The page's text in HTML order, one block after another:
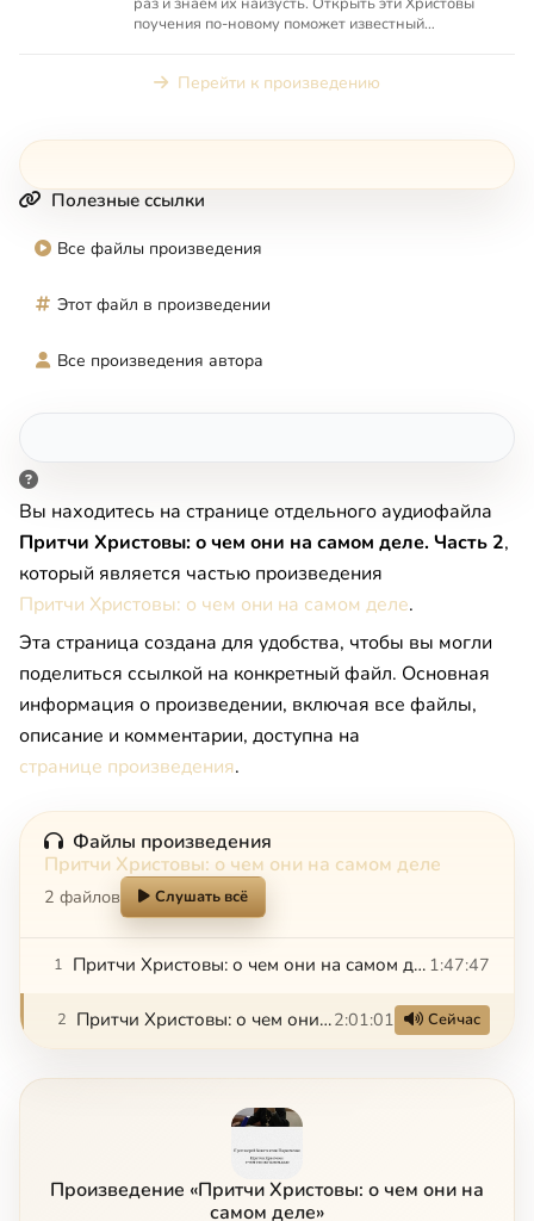
поучения по-новому поможет известный
Перейти к произведению
Полезные ссылки
Все файлы произведения
Этот файл в произведении
Все произведения автора
Вы находитесь на странице отдельного аудиофайла
Притчи Христовы: о чем они на самом деле. Часть 2,
который является частью произведения
Притчи Христовы: о чем они на самом деле.
Эта страница создана для удобства, чтобы вы могли
поделиться ссылкой на конкретный файл. Основная
информация о произведении, включая все файлы,
описание и комментарии, доступна на
странице произведения.
Файлы произведения
Притчи Христовы: о чем они на самом деле
2 файлов Слушать всё
1 Притчи Христовы: о чем они на самом деле. Часть 1 1:47:47
2 Притчи Христовы: о чем они на самом деле. Часть 22:01:01 Сейчас
Произведение «Притчи Христовы: о чем они на
самом деле»